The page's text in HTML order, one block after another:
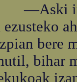
—Aski
ezusteko
bere
bihar